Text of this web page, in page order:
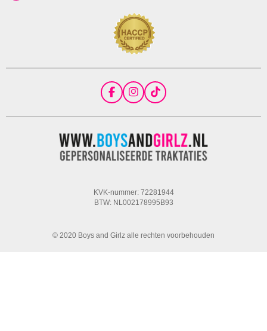
F
a
c
b
o
o
k
I
n
s
a
g
r
a
T
i
k
o
k
KVK-nummer: 72281944
BTW: NL002178995B93
© 2020 Boys and Girlz alle rechten voorbehouden